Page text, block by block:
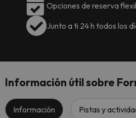
Opciones de reserva
Junto a ti 24 h todos los
Información útil sobre
Información Pistas y